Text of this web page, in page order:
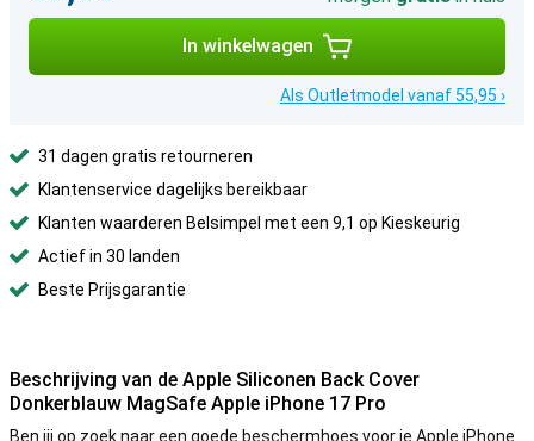
In winkelwagen
Als Outletmodel vanaf 55,95 ›
31 dagen gratis retourneren
Klantenservice dagelijks bereikbaar
Klanten waarderen Belsimpel met een 9,1 op Kieskeurig
Actief in 30 landen
Beste Prijsgarantie
Beschrijving van de Apple Siliconen Back Cover
Donkerblauw MagSafe Apple iPhone 17 Pro
Ben jij op zoek naar een goede beschermhoes voor je Apple iPhone